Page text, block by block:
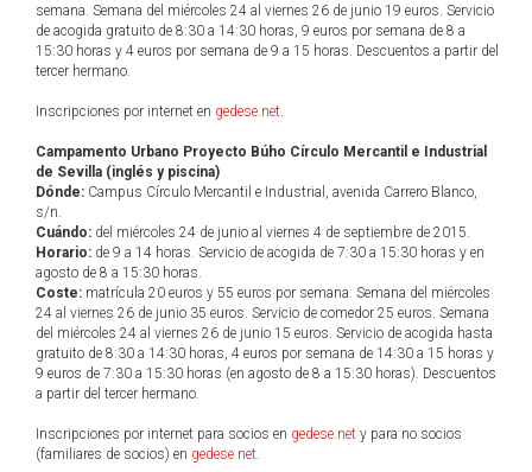
semana. Semana del miércoles 24 al viernes 26 de junio 19 euros. Servicio
de acogida gratuito de 8:30 a 14:30 horas, 9 euros por semana de 8 a
15:30 horas y 4 euros por semana de 9 a 15 horas. Descuentos a partir del
tercer hermano.
Inscripciones por internet en gedese.net.
Campamento Urbano Proyecto Búho Círculo Mercantil e Industrial
de Sevilla (inglés y piscina)
Dónde: Campus Círculo Mercantil e Industrial, avenida Carrero Blanco,
s/n.
Cuándo: del miércoles 24 de junio al viernes 4 de septiembre de 2015.
Horario: de 9 a 14 horas. Servicio de acogida de 7:30 a 15:30 horas y en
agosto de 8 a 15:30 horas.
Coste: matrícula 20 euros y 55 euros por semana. Semana del miércoles
24 al viernes 26 de junio 35 euros. Servicio de comedor 25 euros. Semana
del miércoles 24 al viernes 26 de junio 15 euros. Servicio de acogida hasta
gratuito de 8:30 a 14:30 horas, 4 euros por semana de 14:30 a 15 horas y
9 euros de 7:30 a 15:30 horas (en agosto de 8 a 15:30 horas). Descuentos
a partir del tercer hermano.
Inscripciones por internet para socios en gedese.net y para no socios
(familiares de socios) en gedese.net.